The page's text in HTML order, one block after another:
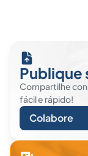
Publique
Compartilhe
fácil e rápido!
Colabore